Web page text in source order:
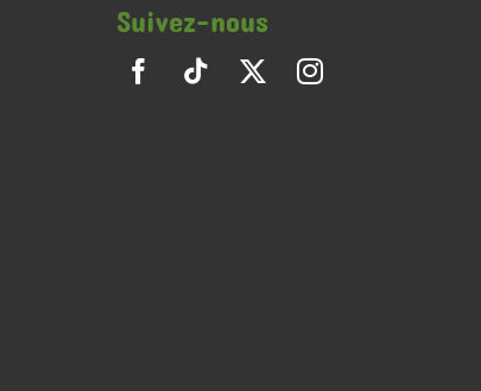
Suivez-nous